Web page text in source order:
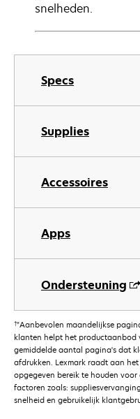
Specs
Supplies
Accessoires
Apps
Ondersteuning
snelheden.
†"Aanbevolen maandelijkse
klanten helpt het productaanbod
gemiddelde aantal pagina's dat
afdrukken. Lexmark raadt aan
opgegeven bereik te houden
factoren zoals:
snelheid en gebruikelijk